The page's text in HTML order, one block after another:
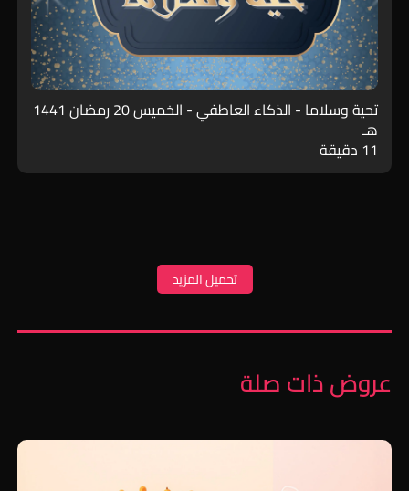
تحية وسلاما - الذكاء العاطفي - الخميس 20 رمضان 1441
هـ
11 دقيقة
تحميل المزيد
عروض ذات صلة